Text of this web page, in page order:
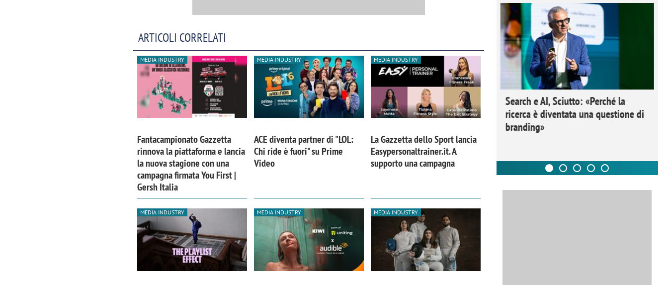
ARTICOLI CORRELATI
MEDIA INDUSTRY
Fantacampionato Gazzetta
rinnova la piattaforma e lancia
la nuova stagione con una
campagna firmata You First |
Gersh Italia
MEDIA INDUSTRY
ACE diventa partner di "LOL:
Chi ride è fuori" su Prime
Video
MEDIA INDUSTRY
La Gazzetta dello Sport lancia
Easypersonaltrainer.it. A
supporto una campagna
MEDIA INDUSTRY MEDIA INDUSTRY MEDIA INDUSTRY
comunicazione crea un brand food:
Emanuele Viora di Deloitte Digital:
«La creatività resta centrale, l’AI deve
Ricerche di mercato. Neri, Ipsos
Doxa: «Non basta più descrivere i
tradurli in azioni»
Search e AI, Sciutto: «Perché la
ricerca è diventata una questione di
branding»